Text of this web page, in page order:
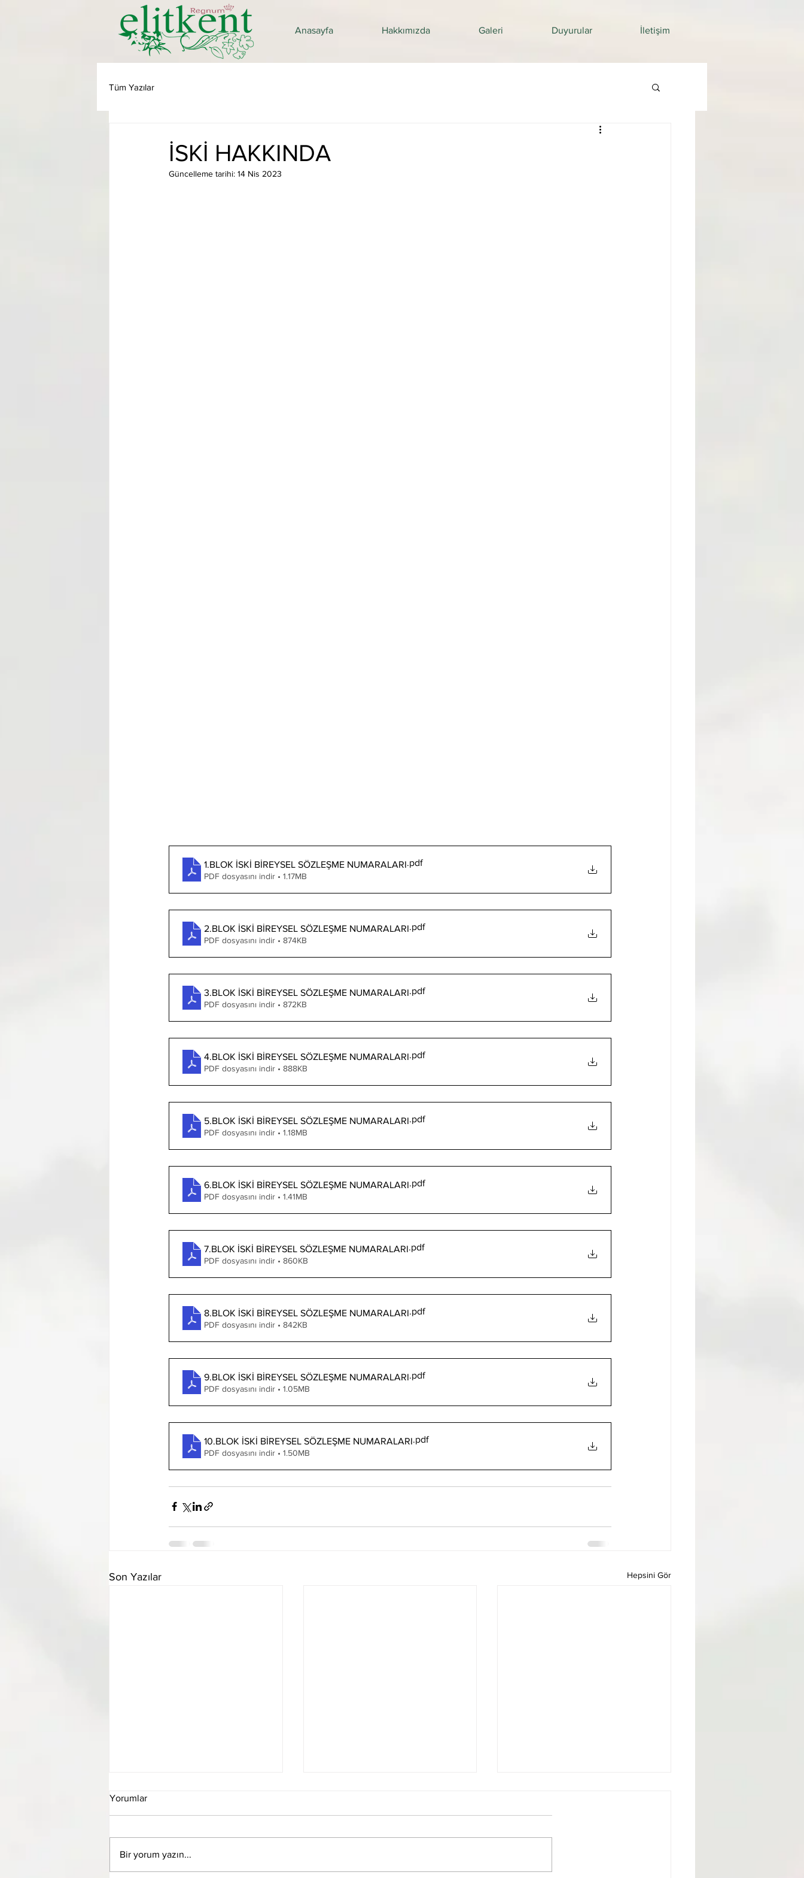
Anasayfa Hakkımızda Galeri Duyurular İletişim
Tüm Yazılar
İSKİ HAKKINDA
Güncelleme tarihi: 14 Nis 2023
1.BLOK İSKİ BİREYSEL SÖZLEŞME NUMARALARI.pdf
PDF dosyasını indir • 1.17MB
2.BLOK İSKİ BİREYSEL SÖZLEŞME NUMARALARI.pdf
PDF dosyasını indir • 874KB
3.BLOK İSKİ BİREYSEL SÖZLEŞME NUMARALARI.pdf
PDF dosyasını indir • 872KB
4.BLOK İSKİ BİREYSEL SÖZLEŞME NUMARALARI.pdf
PDF dosyasını indir • 888KB
5.BLOK İSKİ BİREYSEL SÖZLEŞME NUMARALARI.pdf
PDF dosyasını indir • 1.18MB
6.BLOK İSKİ BİREYSEL SÖZLEŞME NUMARALARI.pdf
PDF dosyasını indir • 1.41MB
7.BLOK İSKİ BİREYSEL SÖZLEŞME NUMARALARI.pdf
PDF dosyasını indir • 860KB
8.BLOK İSKİ BİREYSEL SÖZLEŞME NUMARALARI.pdf
PDF dosyasını indir • 842KB
9.BLOK İSKİ BİREYSEL SÖZLEŞME NUMARALARI.pdf
PDF dosyasını indir • 1.05MB
10.BLOK İSKİ BİREYSEL SÖZLEŞME NUMARALARI.pdf
PDF dosyasını indir • 1.50MB
Son Yazılar Hepsini Gör
Yorumlar
Bir yorum yazın...